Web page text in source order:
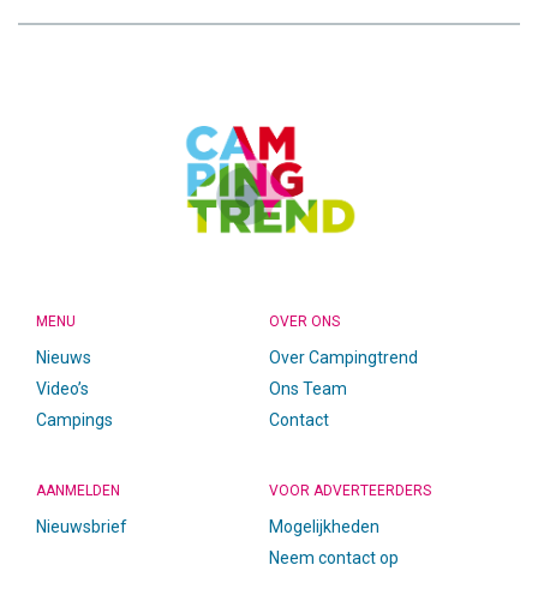
MENU
Nieuws
Video’s
Campings
OVER ONS
Over Campingtrend
Ons Team
Contact
AANMELDEN
Nieuwsbrief
VOOR ADVERTEERDERS
Mogelijkheden
Neem contact op